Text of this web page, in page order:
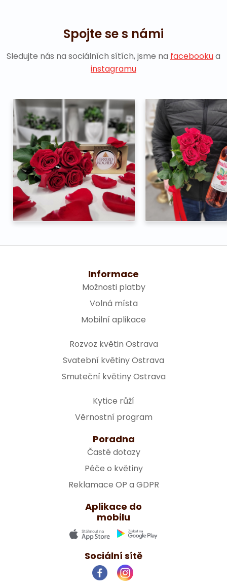
Spojte se s námi
Sledujte nás na sociálních sítích, jsme na facebookua
instagramu
Informace
Možnosti platby
Volná místa
Mobilní aplikace
Rozvoz květin Ostrava
Svatební květiny Ostrava
Smuteční květiny Ostrava
Kytice růží
Věrnostní program
Poradna
Časté dotazy
Péče o květiny
Reklamace OP a GDPR
Aplikace do
mobilu
Sociální sítě